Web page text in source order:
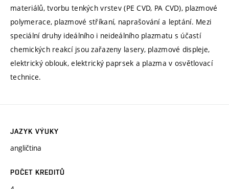
materiálů, tvorbu tenkých vrstev (PE CVD, PA CVD), plazmové
polymerace, plazmové stříkaní, naprašování a leptání. Mezi
speciální druhy ideálního i neideálního plazmatu s účastí
chemických reakcí jsou zařazeny lasery, plazmové displeje,
elektrický oblouk, elektrický paprsek a plazma v osvětlovací
technice.
JAZYK VÝUKY
angličtina
POČET KREDITŮ